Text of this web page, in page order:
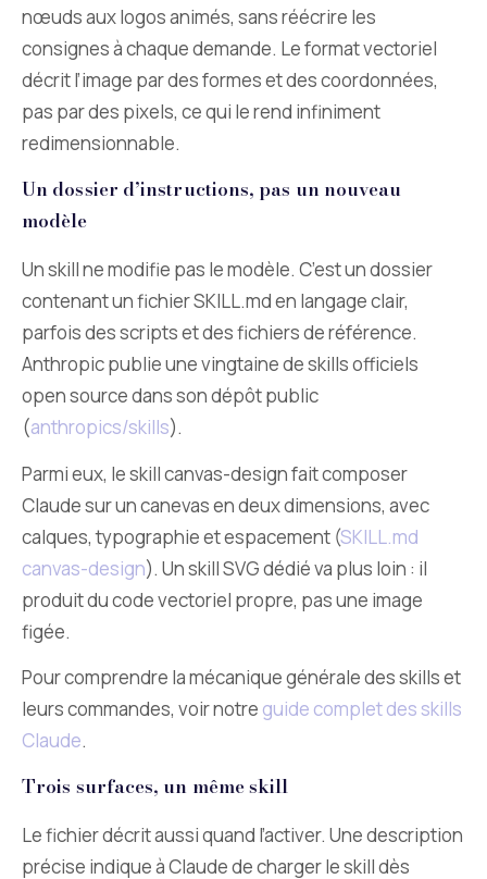
nœuds aux logos animés, sans réécrire les
consignes à chaque demande. Le format vectoriel
décrit l’image par des formes et des coordonnées,
pas par des pixels, ce qui le rend infiniment
redimensionnable.
Un dossier d’instructions, pas un nouveau
modèle
Un skill ne modifie pas le modèle. C’est un dossier
contenant un fichier SKILL.md en langage clair,
parfois des scripts et des fichiers de référence.
Anthropic publie une vingtaine de skills officiels
open source dans son dépôt public
(anthropics/skills).
Parmi eux, le skill canvas-design fait composer
Claude sur un canevas en deux dimensions, avec
calques, typographie et espacement (SKILL.md
canvas-design). Un skill SVG dédié va plus loin : il
produit du code vectoriel propre, pas une image
figée.
Pour comprendre la mécanique générale des skills et
leurs commandes, voir notre guide complet des skills
Claude.
Trois surfaces, un même skill
Le fichier décrit aussi quand l’activer. Une description
précise indique à Claude de charger le skill dès